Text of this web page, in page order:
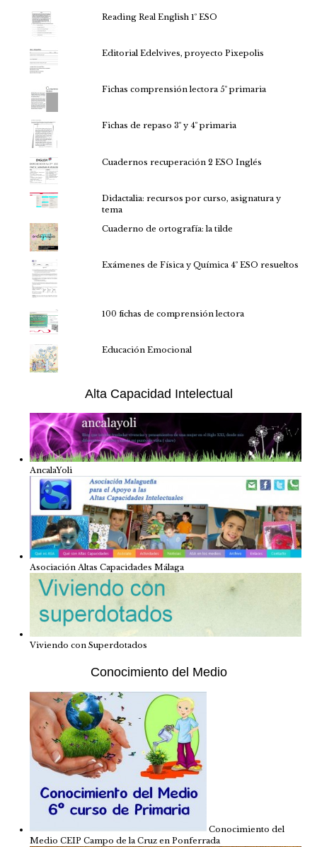
Reading Real English 1º ESO
Editorial Edelvives, proyecto Pixepolis
Fichas comprensión lectora 5º primaria
Fichas de repaso 3º y 4º primaria
Cuadernos recuperación 2 ESO Inglés
Didactalia: recursos por curso, asignatura y
tema
Cuaderno de ortografía: la tilde
Exámenes de Física y Química 4º ESO resueltos
100 fichas de comprensión lectora
Educación Emocional
Alta Capacidad Intelectual
AncalaYoli
Asociación Altas Capacidades Málaga
Viviendo con Superdotados
Conocimiento del Medio
Conocimiento del
Medio CEIP Campo de la Cruz en Ponferrada